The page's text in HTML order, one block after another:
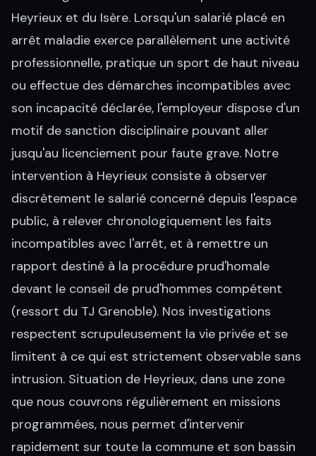
Heyrieux et du Isère. Lorsqu'un salarié placé en
arrêt maladie exerce parallèlement une activité
professionnelle, pratique un sport de haut niveau
ou effectue des démarches incompatibles avec
son incapacité déclarée, l'employeur dispose d'un
motif de sanction disciplinaire pouvant aller
jusqu'au licenciement pour faute grave. Notre
intervention à Heyrieux consiste à observer
discrètement le salarié concerné depuis l'espace
public, à relever chronologiquement les faits
incompatibles avec l'arrêt, et à remettre un
rapport destiné à la procédure prud'homale
devant le conseil de prud'hommes compétent
(ressort du TJ Grenoble). Nos investigations
respectent scrupuleusement la vie privée et se
limitent à ce qui est strictement observable sans
intrusion. Situation de Heyrieux, dans une zone
que nous couvrons régulièrement en missions
programmées, nous permet d'intervenir
rapidement sur toute la commune et son bassin